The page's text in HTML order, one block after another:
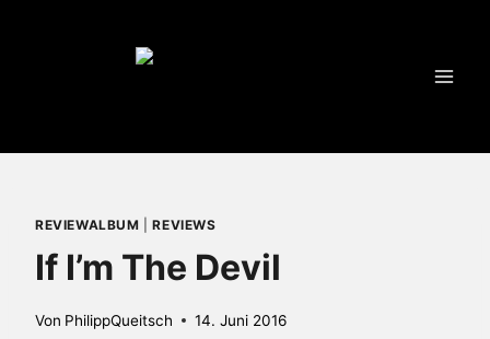
REVIEWALBUM |REVIEWS
If I’m The Devil
Von PhilippQueitsch 14. Juni 2016